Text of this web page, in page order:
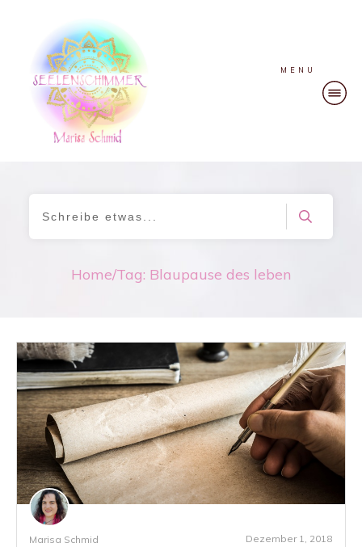
MENU
Home/Tag: Blaupause des leben
Marisa Schmid Dezember 1, 2018